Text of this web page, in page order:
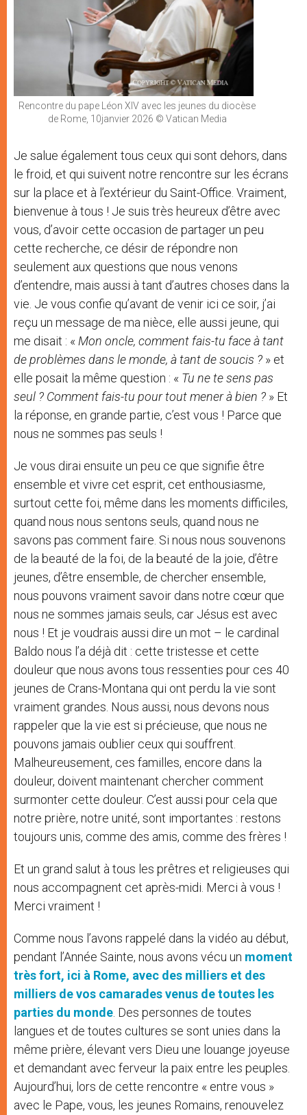
Rencontre du pape Léon XIV avec les jeunes du diocèse
de Rome, 10janvier 2026 © Vatican Media
Je salue également tous ceux qui sont dehors, dans
le froid, et qui suivent notre rencontre sur les écrans
sur la place et à l’extérieur du Saint-Office. Vraiment,
bienvenue à tous ! Je suis très heureux d’être avec
vous, d’avoir cette occasion de partager un peu
cette recherche, ce désir de répondre non
seulement aux questions que nous venons
d’entendre, mais aussi à tant d’autres choses dans la
vie. Je vous confie qu’avant de venir ici ce soir, j’ai
reçu un message de ma nièce, elle aussi jeune, qui
me disait : « Mon oncle, comment fais-tu face à tant
de problèmes dans le monde, à tant de soucis ? » et
elle posait la même question : « Tu ne te sens pas
seul ? Comment fais-tu pour tout mener à bien ? » Et
la réponse, en grande partie, c’est vous ! Parce que
nous ne sommes pas seuls !
Je vous dirai ensuite un peu ce que signifie être
ensemble et vivre cet esprit, cet enthousiasme,
surtout cette foi, même dans les moments difficiles,
quand nous nous sentons seuls, quand nous ne
savons pas comment faire. Si nous nous souvenons
de la beauté de la foi, de la beauté de la joie, d’être
jeunes, d’être ensemble, de chercher ensemble,
nous pouvons vraiment savoir dans notre cœur que
nous ne sommes jamais seuls, car Jésus est avec
nous ! Et je voudrais aussi dire un mot – le cardinal
Baldo nous l’a déjà dit : cette tristesse et cette
douleur que nous avons tous ressenties pour ces 40
jeunes de Crans-Montana qui ont perdu la vie sont
vraiment grandes. Nous aussi, nous devons nous
rappeler que la vie est si précieuse, que nous ne
pouvons jamais oublier ceux qui souffrent.
Malheureusement, ces familles, encore dans la
douleur, doivent maintenant chercher comment
surmonter cette douleur. C’est aussi pour cela que
notre prière, notre unité, sont importantes : restons
toujours unis, comme des amis, comme des frères !
Et un grand salut à tous les prêtres et religieuses qui
nous accompagnent cet après-midi. Merci à vous !
Merci vraiment !
Comme nous l’avons rappelé dans la vidéo au début,
pendant l’Année Sainte, nous avons vécu un moment
très fort, ici à Rome, avec des milliers et des
milliers de vos camarades venus de toutes les
parties du monde . Des personnes de toutes
langues et de toutes cultures se sont unies dans la
même prière, élevant vers Dieu une louange joyeuse
et demandant avec ferveur la paix entre les peuples.
Aujourd’hui, lors de cette rencontre « entre vous »
avec le Pape, vous, les jeunes Romains, renouvelez